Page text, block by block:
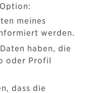
meines
werden.
haben, die
oder Profil
dass die